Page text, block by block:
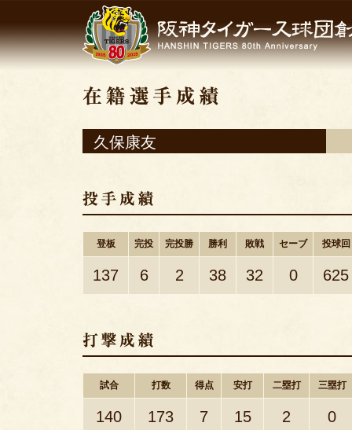
久保康友
登板 完投 完投勝 勝利 敗戦 セーブ 投球回
137 6 2 38 32 0 625
試合 打数 得点 安打 二塁打 三塁打
140 173 7 15 2 0